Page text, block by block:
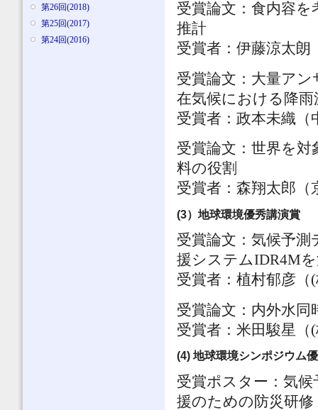
第26回(2018)
第25回(2017)
第24回(2016)
受賞論文：食内容
推計
受賞者：伊藤涼太朗
受賞論文：大量ア
在気候における降雨
受賞者：政本未織（
受賞論文：世界を
料の役割
受賞者：森翔太郎（
(3）地球環境優秀講演賞
受賞論文：気候予
援システムIDR4M
受賞者：植村郁彦（
受賞論文：内外水
受賞者：米田駿星（
(4) 地球環境シンポジウム
受賞ポスター：気
援のための防災研修